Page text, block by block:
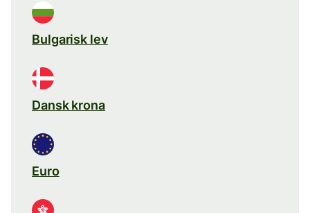
Bulgarisk lev
Dansk krona
Euro